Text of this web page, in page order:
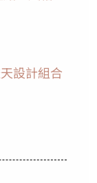
設計組合